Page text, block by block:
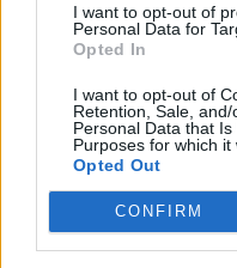
I want to opt-out of
Personal Data for
Opted In
I want to opt-out of
Retention, Sale,
Personal Data that
Purposes for which it
Opted Out
CONFIRM